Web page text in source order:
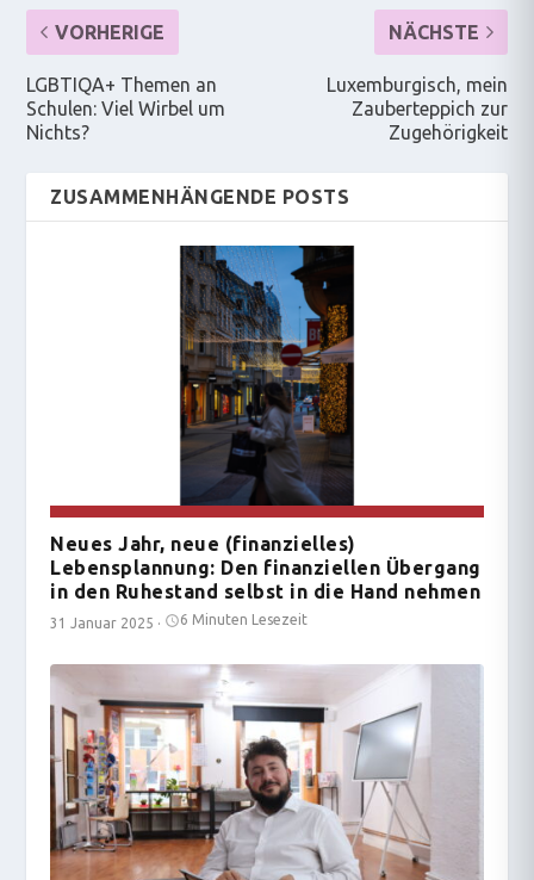
VORHERIGE
LGBTIQA+ Themen an
Schulen: Viel Wirbel um
Nichts?
NÄCHSTE
Luxemburgisch, mein
Zauberteppich zur
Zugehörigkeit
ZUSAMMENHÄNGENDE POSTS
Neues Jahr, neue (finanzielles)
Lebensplannung: Den finanziellen Übergang
in den Ruhestand selbst in die Hand nehmen
31 Januar 2025 · 6 Minuten Lesezeit